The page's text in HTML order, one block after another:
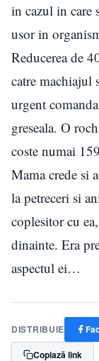
in cazul in care
usor in
Reducerea de
catre machiajul
urgent
greseala. O
coste numai
Mama crede si
la petreceri si
coplesitor cu
dinainte. Era
aspectul ei…
DISTRIBUIE
Copiază link